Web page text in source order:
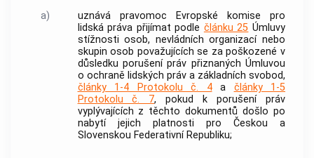
a)
uznává pravomoc Evropské komise pro
lidská práva přijímat podle článku 25 Úmluvy
stížnosti osob, nevládních organizací nebo
skupin osob považujících se za poškozené v
důsledku porušení práv přiznaných Úmluvou
o ochraně lidských práv a základních svobod,
články 1-4 Protokolu č. 4a články 1-5
Protokolu č. 7, pokud k porušení práv
vyplývajících z těchto dokumentů došlo po
nabytí jejich platnosti pro Českou a
Slovenskou Federativní Republiku;